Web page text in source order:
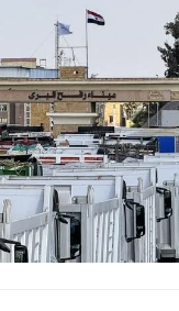
Tin 360
Bạn cần